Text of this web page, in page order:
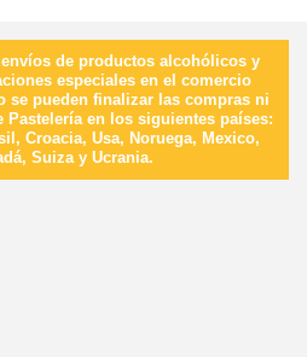
de productos alcohólicos y
especiales en el comercio
se pueden finalizar las compras ni
Pastelería en los siguientes países:
Croacia, Usa, Noruega, Mexico,
Suiza y Ucrania.